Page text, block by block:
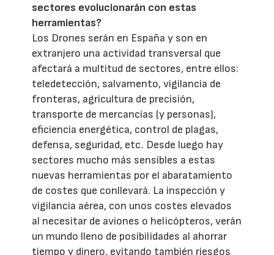
sectores evolucionarán con estas
herramientas?
Los Drones serán en España y son en
extranjero una actividad transversal que
afectará a multitud de sectores, entre ellos:
teledetección, salvamento, vigilancia de
fronteras, agricultura de precisión,
transporte de mercancías (y personas),
eficiencia energética, control de plagas,
defensa, seguridad, etc. Desde luego hay
sectores mucho más sensibles a estas
nuevas herramientas por el abaratamiento
de costes que conllevará. La inspección y
vigilancia aérea, con unos costes elevados
al necesitar de aviones o helicópteros, verán
un mundo lleno de posibilidades al ahorrar
tiempo y dinero, evitando también riesgos